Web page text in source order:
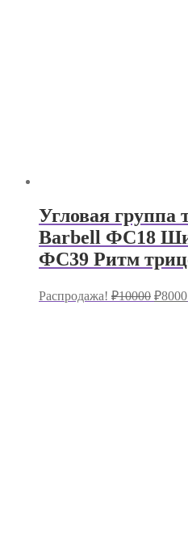
Угловая группа
Barbell ФС18
ФС39 Ритм
Распродажа! ₽10000 ₽8000